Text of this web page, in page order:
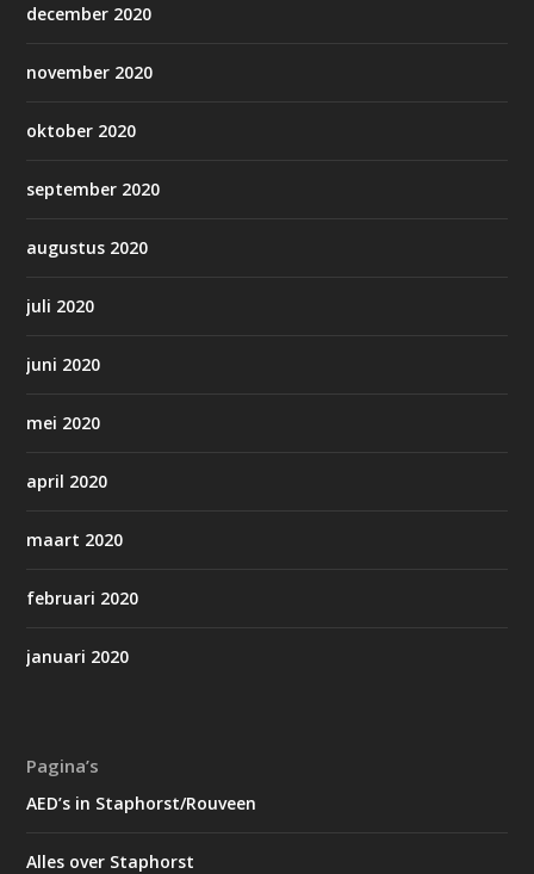
december 2020
november 2020
oktober 2020
september 2020
augustus 2020
juli 2020
juni 2020
mei 2020
april 2020
maart 2020
februari 2020
januari 2020
Pagina’s
AED’s in Staphorst/Rouveen
Alles over Staphorst